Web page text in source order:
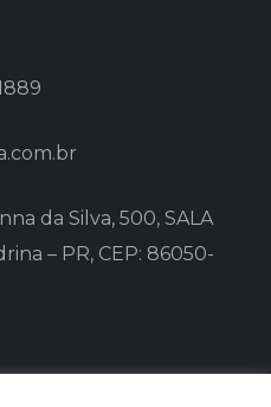
da Silva, 500, SALA
– PR, CEP: 86050-